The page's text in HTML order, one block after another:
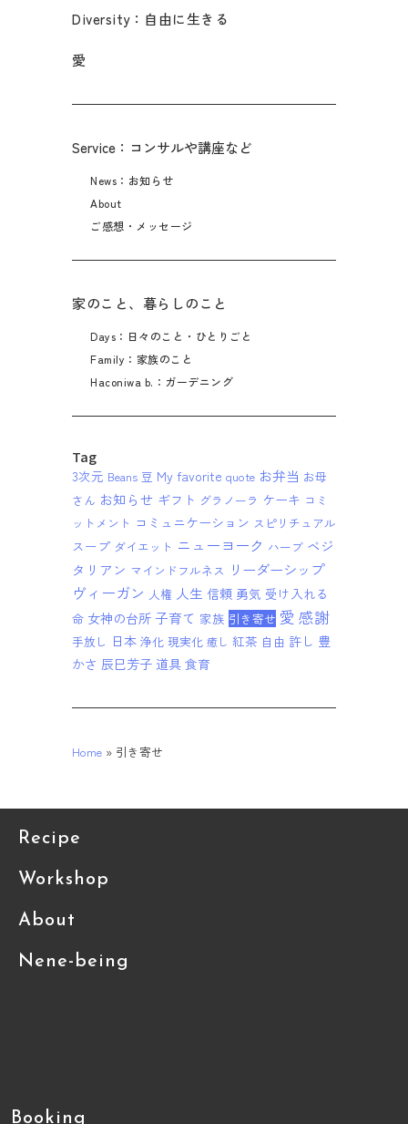
Diversity：自由に生きる
愛
Service：コンサルや講座など
News：お知らせ
About
ご感想・メッセージ
家のこと、暮らしのこと
Days：日々のこと・ひとりごと
Family：家族のこと
Haconiwa b.：ガーデニング
Tag
3次元 Beans 豆 My favorite quote お弁当 お母
さん お知らせ ギフト グラノーラ ケーキ コミ
ットメント コミュニケーション スピリチュアル
スープ ダイエット ニューヨーク ハーブ ベジ
タリアン マインドフルネス リーダーシップ
ヴィーガン 人権 人生 信頼 勇気 受け入れる
命 女神の台所 子育て 家族 引き寄せ 愛 感謝
手放し 日本 浄化 現実化 癒し 紅茶 自由 許し 豊
かさ 辰巳芳子 道具 食育
Home » 引き寄せ
Booking
Recipe
Workshop
About
Nene-being